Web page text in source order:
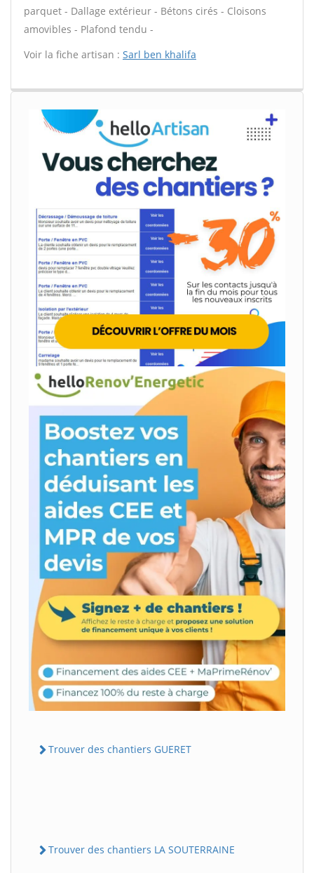
parquet - Dallage extérieur - Bétons cirés - Cloisons
amovibles - Plafond tendu -
Voir la fiche artisan : Sarl ben khalifa
Trouver des chantiers GUERET
Trouver des chantiers LA SOUTERRAINE